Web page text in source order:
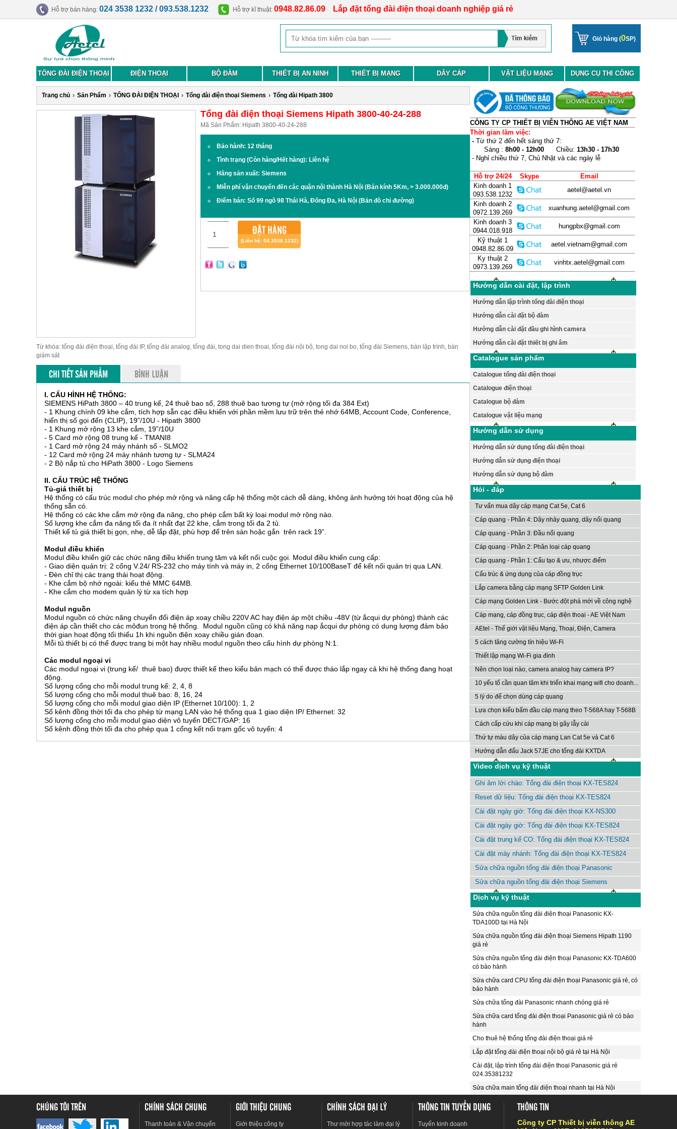
Hỗ trợ bán hàng: 024 3538 1232 / 093.538.1232 Hỗ trợ kĩ thuật: 0948.82.86.09 Lắp đặt tổng đài điện thoại doanh nghiệp giá rẻ
Giỏ hàng (0SP)
TỔNG ĐÀI ĐIỆN THOẠI ĐIỆN THOẠI BỘ ĐÀM THIẾT BỊ AN NINH THIẾT BỊ MẠNG DÂY CÁP VẬT LIỆU MẠNG DỤNG CỤ THI CÔNG
Trang chủ › Sản Phẩm › TỔNG ĐÀI ĐIỆN THOẠI › Tổng đài điện thoại Siemens › Tổng đài Hipath 3800
Tổng đài điện thoại Siemens Hipath 3800-40-24-288
Mã Sản Phẩm: Hipath 3800-40-24-288
Bảo hành: 12 tháng
Tình trạng (Còn hàng/Hết hàng): Liên hệ
Hãng sản xuất: Siemens
Miễn phí vận chuyển đến các quận nội thành Hà Nội (Bán kính 5Km, > 3.000.000đ)
Điểm bán: Số 99 ngõ 98 Thái Hà, Đống Đa, Hà Nội (Bản đồ chỉ đường)
ĐẶT HÀNG
(Liên hệ: 04.3538.1232)
Từ khóa: tổng đài điện thoại, tổng đài IP, tổng đài analog, tổng đài, tong dai dien thoai, tổng đài nội bộ, tong dai noi bo, tổng đài Siemens, bàn lập trình, bàn
giám sát
CHI TIẾT SẢN PHẨM BÌNH LUẬN
I. CẤU HÌNH HỆ THỐNG:
SIEMENS HiPath 3800 – 40 trung kế, 24 thuê bao số, 288 thuê bao tương tự (mở rộng tối đa 384 Ext)
- 1 Khung chính 09 khe cắm, tích hợp sẵn cạc điều khiển với phần mềm lưu trữ trên thẻ nhớ 64MB, Account Code, Conference,
hiển thị số gọi đến (CLIP), 19”/10U - Hipath 3800
- 1 Khung mở rộng 13 khe cắm, 19”/10U
- 5 Card mở rộng 08 trung kế - TMANI8
- 1 Card mở rộng 24 máy nhánh số - SLMO2
- 12 Card mở rộng 24 máy nhánh tương tự - SLMA24
- 2 Bộ nắp tủ cho HiPath 3800 - Logo Siemens
II. CẤU TRÚC HỆ THỐNG
Tủ-giá thiết bị
Hệ thống có cấu trúc modul cho phép mở rộng và nâng cấp hệ thống một cách dễ dàng, không ảnh hưởng tới hoạt động của hệ
thống sẵn có.
Hệ thống có các khe cắm mở rộng đa năng, cho phép cắm bất kỳ loại modul mở rộng nào.
Số lượng khe cắm đa năng tối đa ít nhất đạt 22 khe, cắm trong tối đa 2 tủ.
Thiết kế tủ giá thiết bị gọn, nhẹ, dễ lắp đặt, phù hợp để trên sàn hoặc gắn trên rack 19”.
Modul điều khiển
Modul điều khiển giữ các chức năng điều khiển trung tâm và kết nối cuộc gọi. Modul điều khiển cung cấp:
- Giao diện quản trị: 2 cổng V.24/ RS-232 cho máy tính và máy in, 2 cổng Ethernet 10/100BaseT để kết nối quản trị qua LAN.
- Đèn chỉ thị các trạng thái hoạt động.
- Khe cắm bộ nhớ ngoài: kiểu thẻ MMC 64MB.
- Khe cắm cho modem quản lý từ xa tích hợp
Modul nguồn
Modul nguồn có chức năng chuyển đổi điện áp xoay chiều 220V AC hay điện áp một chiều -48V (từ ắcqui dự phòng) thành các
điện áp cần thiết cho các môđun trong hệ thống. Modul nguồn cũng có khả năng nạp ắcqui dự phòng có dung lượng đảm bảo
thời gian hoạt động tối thiểu 1h khi nguồn điện xoay chiều gián đoạn.
Mỗi tủ thiết bị có thể được trang bị một hay nhiều modul nguồn theo cấu hình dự phòng N:1.
Các modul ngoại vi
Các modul ngoại vi (trung kế/ thuê bao) được thiết kế theo kiểu bản mạch có thế được tháo lắp ngay cả khi hệ thống đang hoạt
động.
Số lượng cổng cho mỗi modul trung kế: 2, 4, 8
Số lượng cổng cho mỗi modul thuê bao: 8, 16, 24
Số lượng cổng cho mỗi modul giao diện IP (Ethernet 10/100): 1, 2
Số kênh đồng thời tối đa cho phép từ mạng LAN vào hệ thống qua 1 giao diện IP/ Ethernet: 32
Số lượng cổng cho mỗi modul giao diện vô tuyến DECT/GAP: 16
Số kênh đồng thời tối đa cho phép qua 1 cổng kết nối trạm gốc vô tuyến: 4
CÔNG TY CP THIẾT BỊ VIỄN THÔNG AE VIỆT NAM
Thời gian làm việc:
- Từ thứ 2 đến hết sáng thứ 7:
Sáng : 8h00 - 12h00 Chiều: 13h30 - 17h30
- Nghỉ chiều thứ 7, Chủ Nhật và các ngày lễ
Hỗ trợ 24/24 Skype
Email
Kinh doanh 1
093.538.1232
aetel@aetel.vn
Kinh doanh 2
0972.139.269
xuanhung.aetel@gmail.com
Kinh doanh 3
0944.018.918
hungpbx@gmail.com
Kỹ thuật 1
0948.82.86.09
aetel.vietnam@gmail.com
Ky thuật 2
0973.139.269
vinhtx.aetel@gmail.com
Hướng dẫn cài đặt, lập trình
Hướng dẫn lập trình tổng đài điện thoại
Hướng dẫn cài đặt bộ đàm
Hướng dẫn cài đặt đầu ghi hình camera
Hướng dẫn cài đặt thiết bị ghi âm
Catalogue sản phẩm
Catalogue tổng đài điện thoại
Catalogue điện thoại
Catalogue bộ đàm
Catalogue vật liệu mạng
Hướng dẫn sử dụng
Hướng dẫn sử dụng tổng đài điện thoại
Hướng dẫn sử dụng điện thoại
Hướng dẫn sử dụng bộ đàm
Hỏi - đáp
Tư vấn mua dây cáp mạng Cat 5e, Cat 6
Cáp quang - Phần 4: Dây nhảy quang, dây nối quang
Cáp quang - Phần 3: Đầu nối quang
Cáp quang - Phần 2: Phân loại cáp quang
Cáp quang - Phần 1: Cấu tạo & ưu, nhược điểm
Cấu trúc & ứng dụng của cáp đồng trục
Lắp camera bằng cáp mạng SFTP Golden Link
Cáp mạng Golden Link - Bước đột phá mới về công nghệ
Cáp mạng, cáp đồng trục, cáp điện thoại - AE Việt Nam
AEtel - Thế giới vật liệu Mạng, Thoại, Điện, Camera
5 cách tăng cường tín hiệu Wi-Fi
Thiết lập mạng Wi-Fi gia đình
Nên chọn loại nào, camera analog hay camera IP?
10 yếu tố cần quan tâm khi triển khai mạng wifi cho doanh...
5 lý do để chọn dùng cáp quang
Lựa chọn kiểu bấm đầu cáp mạng theo T-568A hay T-568B
Cách cấp cứu khi cáp mạng bị gãy lẫy cài
Thứ tự màu dây của cáp mạng Lan Cat 5e và Cat 6
Hướng dẫn đấu Jack 57JE cho tổng đài KXTDA
Video dịch vụ kỹ thuật
Ghi âm lời chào: Tổng đài điện thoại KX-TES824
Reset dữ liệu: Tổng đài điện thoại KX-TES824
Cài đặt ngày giờ: Tổng đài điện thoại KX-NS300
Cài đặt ngày giờ: Tổng đài điện thoại KX-TES824
Cài đặt trung kế CO: Tổng đài điện thoại KX-TES824
Cài đặt máy nhánh: Tổng đài điện thoại KX-TES824
Sửa chữa nguồn tổng đài điện thoại Panasonic
Sửa chữa nguồn tổng đài điện thoại Siemens
Dịch vụ kỹ thuật
Sửa chữa nguồn tổng đài điện thoại Panasonic KX-
TDA100D tại Hà Nội
Sửa chữa nguồn tổng đài điện thoại Siemens Hipath 1190
giá rẻ
Sửa chữa nguồn tổng đài điện thoại Panasonic KX-TDA600
có bảo hành
Sửa chữa card CPU tổng đài điện thoại Panasonic giá rẻ, có
bảo hành
Sửa chữa tổng đài Panasonic nhanh chóng giá rẻ
Sửa chữa card tổng đài điện thoại Panasonic giá rẻ có bảo
hành
Cho thuê hệ thống tổng đài điện thoại giá rẻ
Lắp đặt tổng đài điện thoại nội bộ giá rẻ tại Hà Nội
Cài đặt, lập trình tổng đài điện thoại Panasonic giá rẻ
024.35381232
Sửa chữa main tổng đài điện thoại nhanh tại Hà Nội
CHÚNG TÔI TRÊN CHÍNH SÁCH CHUNG
Thanh toán & Vận chuyển
GIỚI THIỆU CHUNG
Giới thiệu công ty
CHÍNH SÁCH ĐẠI LÝ
Thư mời hợp tác làm đại lý
THÔNG TIN TUYỂN DỤNG
Tuyển kinh doanh
THÔNG TIN
Công ty CP Thiết bị viễn thông AE